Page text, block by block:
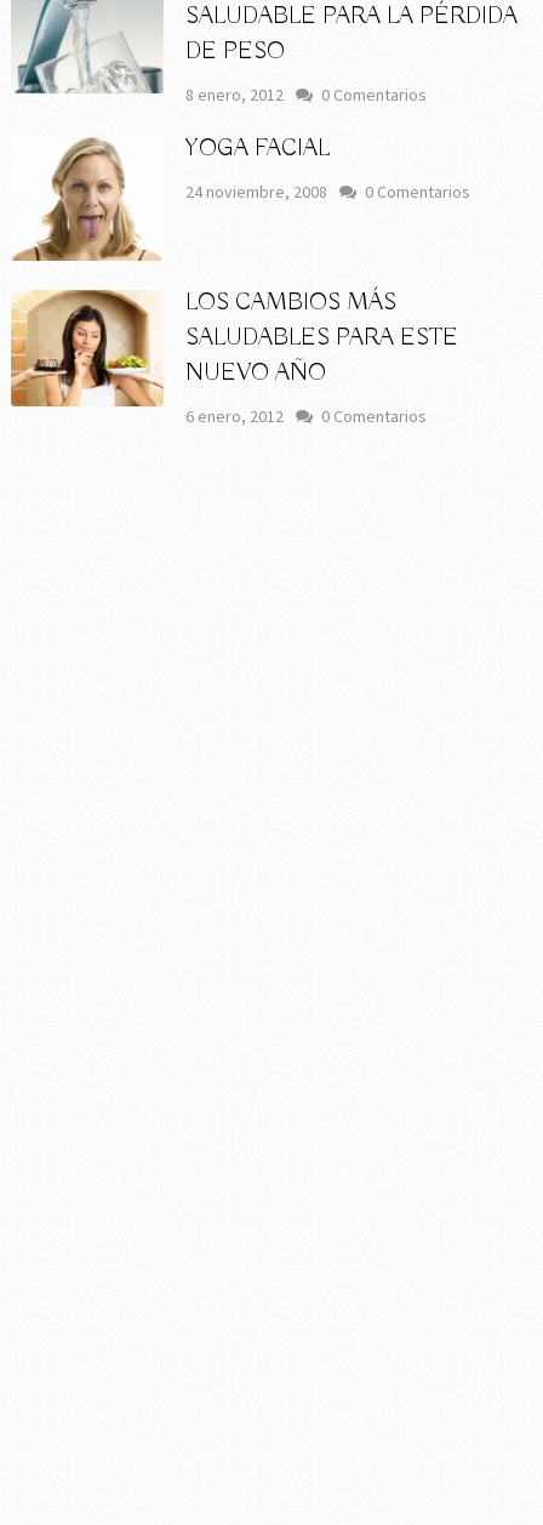
SALUDABLE PARA LA PÉRDIDA
DE PESO
8 enero, 2012 0 Comentarios
YOGA FACIAL
24 noviembre, 2008 0 Comentarios
LOS CAMBIOS MÁS
SALUDABLES PARA ESTE
NUEVO AÑO
6 enero, 2012 0 Comentarios